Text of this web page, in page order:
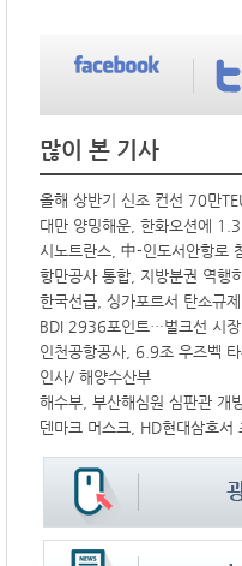
많이 본 기사
항만공사 통합, 지방분권 역행
한국선급, 싱가포르서 탄소규
BDI 2936포인트…벌크선 시
인사/ 해양수산부
해수부, 부산해심원 심판관 개